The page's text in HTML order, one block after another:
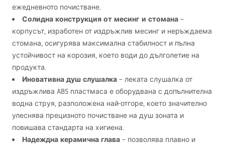
ежедневното почистване.
Солидна конструкция от месинг и стомана –
корпусът, изработен от издръжлив месинг и неръждаема
стомана, осигурява максимална стабилност и пълна
устойчивост на корозия, което води до дълголетие на
продукта.
Иновативна душ слушалка – леката слушалка от
издръжлива ABS пластмаса е оборудвана с допълнителна
водна струя, разположена най-отгоре, което значително
улеснява прецизното почистване на душ зоната и
повишава стандарта на хигиена.
Надеждна керамична глава – позволява плавно и